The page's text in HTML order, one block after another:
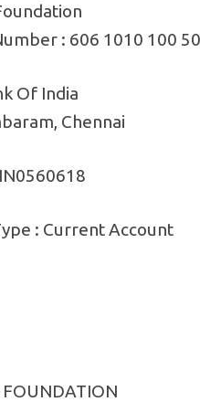
: 606 1010 100
Of India
Chennai
: Current Account